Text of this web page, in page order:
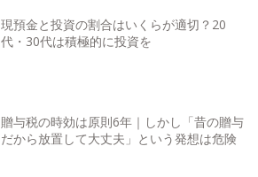
現預金と投資の割合はいくらが適切？20
代・30代は積極的に投資を
贈与税の時効は原則6年｜しかし「昔の贈与
だから放置して大丈夫」という発想は危険